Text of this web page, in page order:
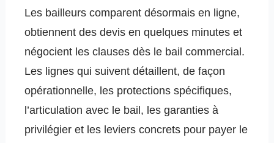
Les bailleurs comparent désormais en ligne,
obtiennent des devis en quelques minutes et
négocient les clauses dès le bail commercial.
Les lignes qui suivent détaillent, de façon
opérationnelle, les protections spécifiques,
l’articulation avec le bail, les garanties à
privilégier et les leviers concrets pour payer le